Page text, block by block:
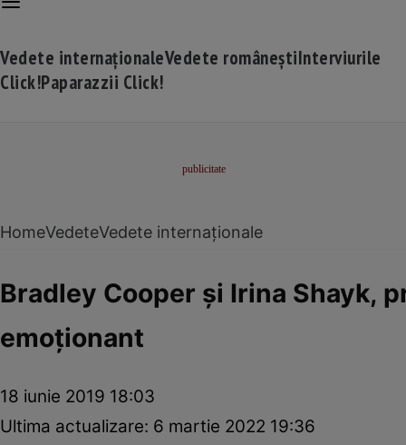
Vedete internaționaleVedete româneștiInterviurile
Click!Paparazzii Click!
HomeVedeteVedete internaționale
Bradley Cooper și Irina Shayk,
emoționant
18 iunie 2019 18:03
Ultima actualizare: 6 martie 2022 19:36